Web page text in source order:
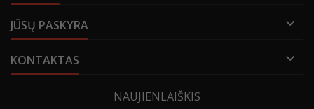
JŪSŲ PASKYRA 
KONTAKTAS 
NAUJIENLAIŠKIS